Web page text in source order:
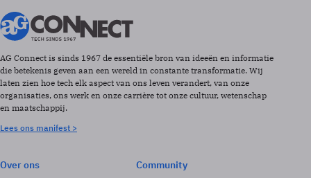
AG Connect is sinds 1967 de essentiële bron van ideeën en informatie
die betekenis geven aan een wereld in constante transformatie. Wij
laten zien hoe tech elk aspect van ons leven verandert, van onze
organisaties, ons werk en onze carrière tot onze cultuur, wetenschap
en maatschappij.
Lees ons manifest >
Over ons
Community